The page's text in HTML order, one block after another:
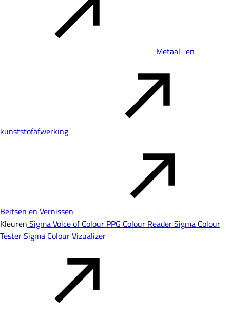
Metaal- en
kunststofafwerking
Beitsen en Vernissen
Kleuren Sigma Voice of Colour PPG Colour ReaderSigma Colour
TesterSigma Colour Vizualizer